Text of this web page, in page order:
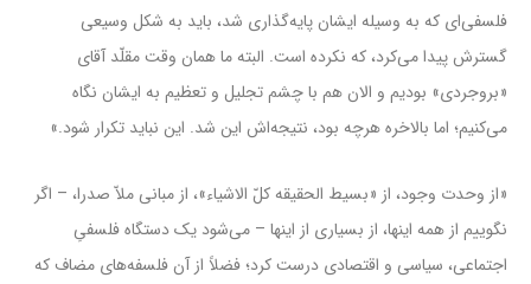
فلسفى‌اى که به وسیله‌ ایشان پایه‌گذارى شد، باید به شکل وسیعى
گسترش پیدا مى‌کرد، که نکرده است. البته ما همان وقت مقلّد آقاى
«بروجردى» بودیم و الان هم با چشم تجلیل و تعظیم به ایشان نگاه
مى‌کنیم؛ اما بالاخره هرچه بود، نتیجه‌اش این شد. این نباید تکرار شود.»
«از وحدت وجود، از «بسیط الحقیقه کلّ الاشیاء»، از مبانى ملاّ صدرا، – اگر
نگوییم از همه‌ اینها، از بسیارى از اینها – مى‌شود یک دستگاه فلسفىِ
اجتماعى، سیاسى و اقتصادى درست کرد؛ فضلاً از آن فلسفه‌هاى مضاف که